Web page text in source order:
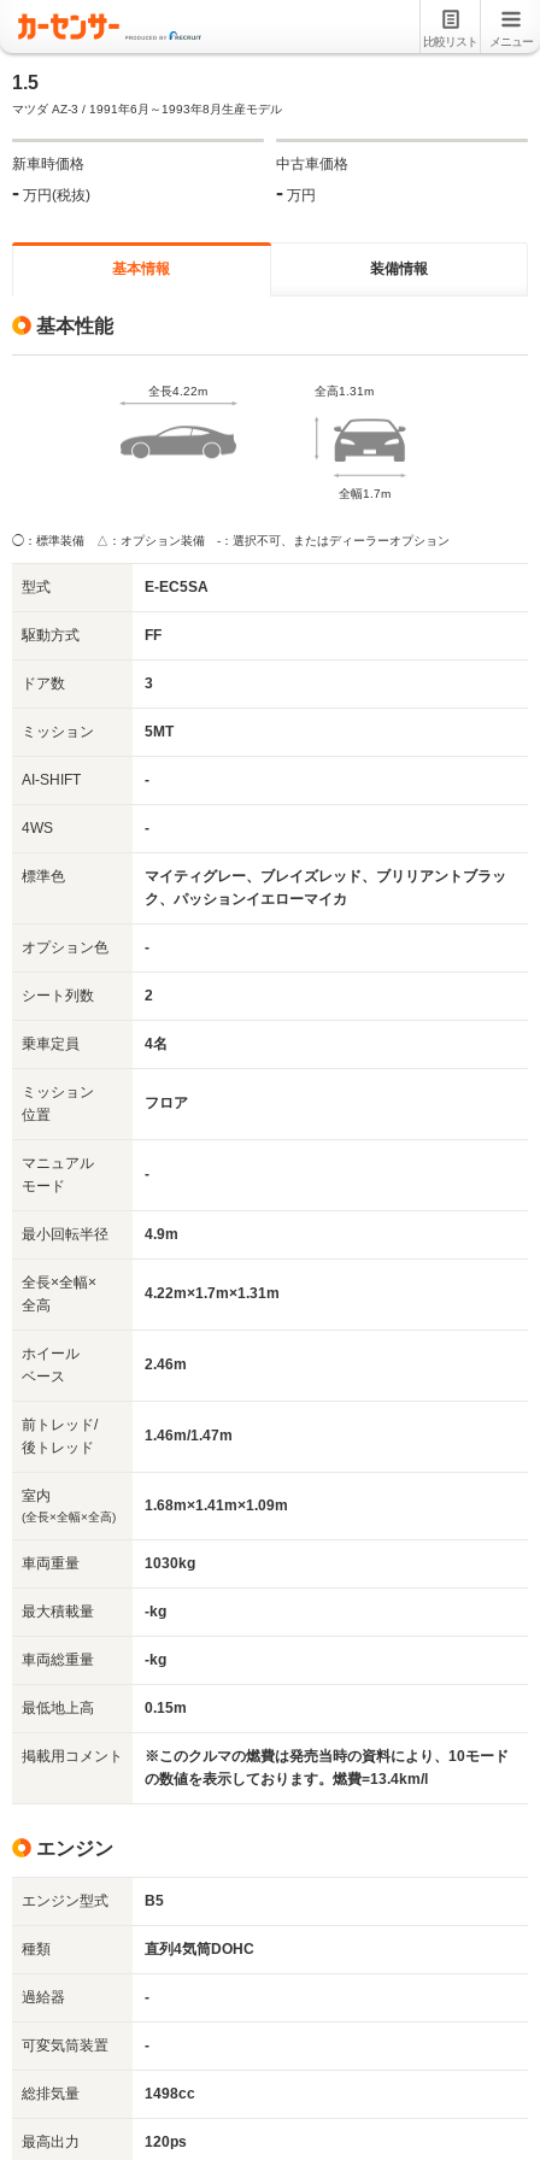
比較リスト メニュー
1.5
マツダ AZ-3 / 1991年6月～1993年8月生産モデル
新車時価格
- 万円(税抜)
中古車価格
- 万円
基本情報 装備情報
基本性能
全長4.22m 全高1.31m
全幅1.7m
◯：標準装備 △：オプション装備 -：選択不可、またはディーラーオプション
型式 E-EC5SA
駆動方式 FF
ドア数 3
ミッション 5MT
AI-SHIFT -
4WS -
標準色
マイティグレー、ブレイズレッド、ブリリアントブラッ
ク、パッションイエローマイカ
オプション色 -
シート列数 2
乗車定員 4名
ミッション
位置
フロア
マニュアル
モード
-
最小回転半径 4.9m
全長×全幅×
全高
4.22m×1.7m×1.31m
ホイール
ベース
2.46m
前トレッド/
後トレッド
1.46m/1.47m
室内
(全長×全幅×全高)
1.68m×1.41m×1.09m
車両重量 1030kg
最大積載量 -kg
車両総重量 -kg
最低地上高 0.15m
掲載用コメント
※このクルマの燃費は発売当時の資料により、10モード
の数値を表示しております。燃費=13.4km/l
エンジン
エンジン型式 B5
種類 直列4気筒DOHC
過給器 -
可変気筒装置 -
総排気量 1498cc
最高出力 120ps